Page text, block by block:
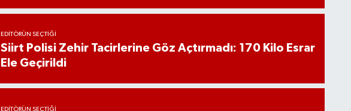
EDITÖRÜN SEÇTIĞI
Siirt Polisi Zehir Tacirlerine Göz Açtırmadı: 170 Kilo Esrar
Ele Geçirildi
EDITÖRÜN SEÇTIĞI